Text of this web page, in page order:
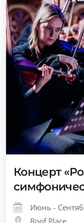
Концерт
Июнь -
Roof Place